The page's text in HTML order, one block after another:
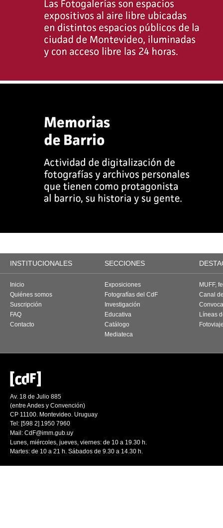
INSTITUCIONALES SECCIONES
Inicio
Quiénes somos
Suscripción
FAQ
Contacto
Exposiciones
Fotografías del CdF
Investigación
Educativa
Catálogo
Mediateca
MUFF,
Canal
Líneas
Av. 18 de Julio 885
(entre Andes y Convención)
CP 11100. Montevideo. Uruguay
Tel: [598 2] 1950 7960
Mail: CdF@imm.gub.uy
Lunes, miércoles, jueves, viernes: de 10 a 19.30 h.
Martes: de 10 a 21 h. Sábados de 9.30 a 14.30 h.